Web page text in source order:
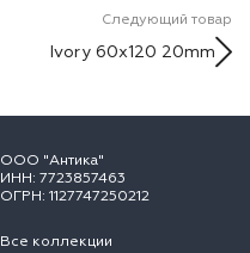
Следующий товар
Ivory 60x120 20mm
ООО "Антика"
ИНН: 7723857463
ОГРН: 1127747250212
Все коллекции